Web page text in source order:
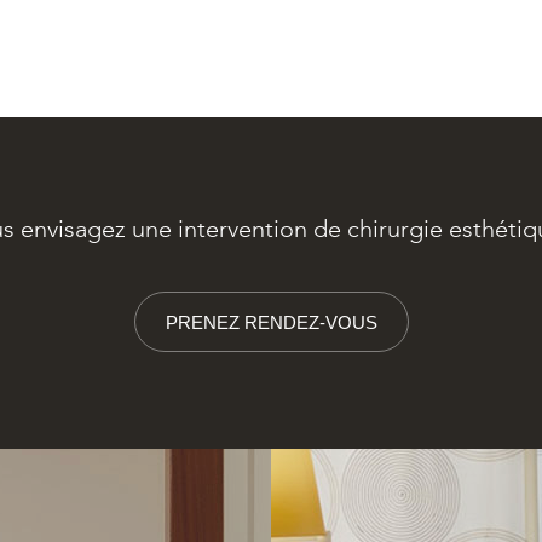
envisagez une intervention de chirurgie
PRENEZ RENDEZ-VOUS